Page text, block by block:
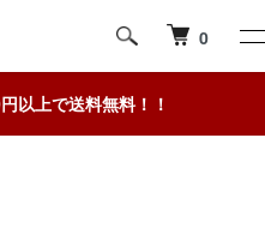
0
以上で送料無料！！